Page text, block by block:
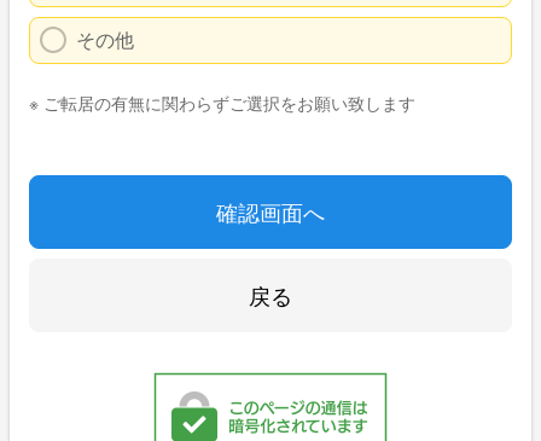
その他
※ ご転居の有無に関わらずご選択をお願い致します